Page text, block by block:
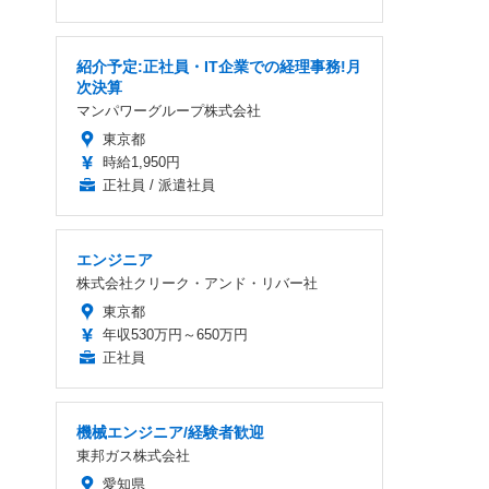
紹介予定:正社員・IT企業での経理事務!月
次決算
マンパワーグループ株式会社
東京都
時給1,950円
正社員 / 派遣社員
エンジニア
株式会社クリーク・アンド・リバー社
東京都
年収530万円～650万円
正社員
機械エンジニア/経験者歓迎
東邦ガス株式会社
愛知県